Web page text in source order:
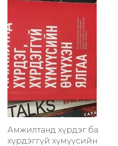
Амжилтанд хүрдэг ба
хүрдэггүй хүмүүсийн